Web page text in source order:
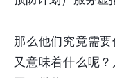
那么他们究竟需
又意味着什么呢